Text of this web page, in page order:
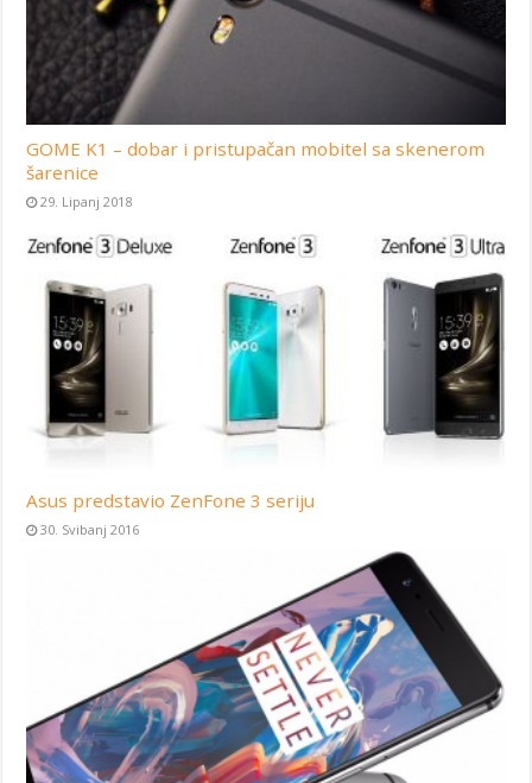
GOME K1 – dobar i pristupačan mobitel sa skenerom
šarenice
29. Lipanj 2018
Asus predstavio ZenFone 3 seriju
30. Svibanj 2016